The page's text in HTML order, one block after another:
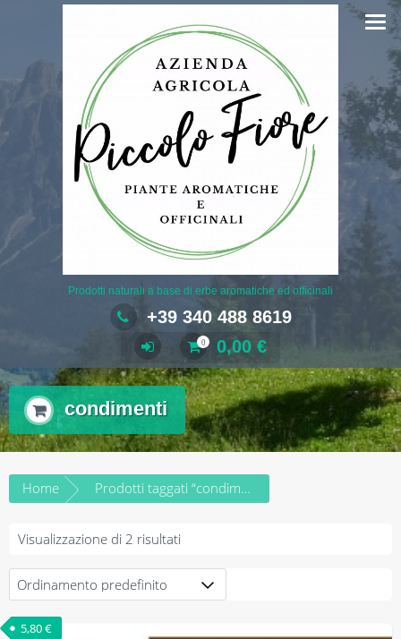
Prodotti naturali a base di erbe aromatiche ed officinali
+39 340 488 8619
0 0,00 €
condimenti
Home Prodotti taggati “condimenti”
Visualizzazione di 2 risultati
5,80€